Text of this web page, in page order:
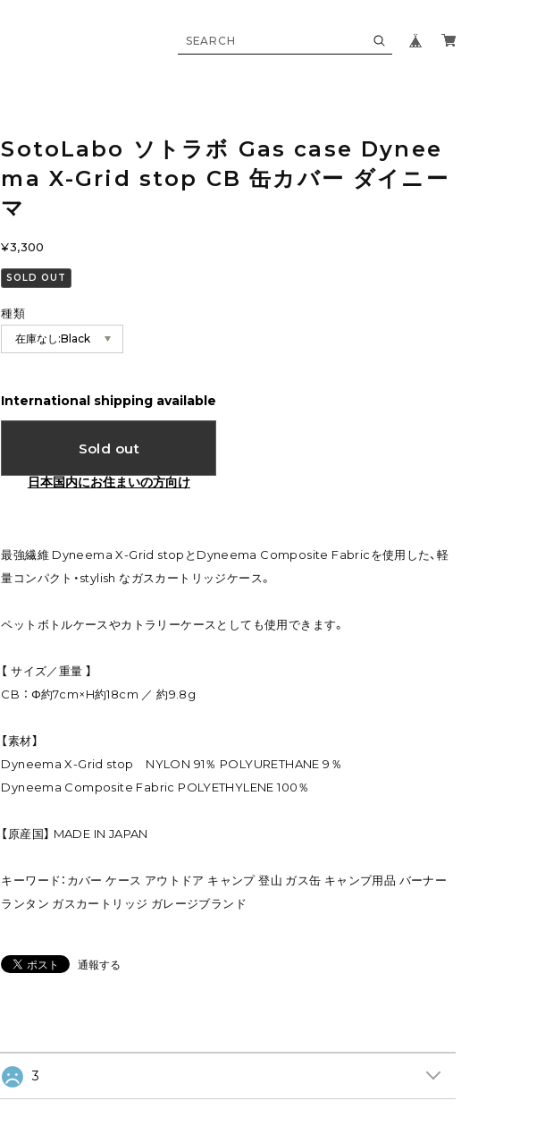
SotoLabo ソトラボ Gas case Dynee
ma X-Grid stop CB 缶カバー ダイニー
マ
¥3,300
SOLD OUT
種類
International shipping available
Sold out
日本国内にお住まいの方向け
最強繊維 Dyneema X-Grid stopとDyneema Composite Fabricを使用した、軽
量コンパクト・stylish なガスカートリッジケース。
ペットボトルケースやカトラリーケースとしても使用できます。
【 サイズ／重量 】
CB ： Φ約7cm×H約18cm ／ 約9.8g
【素材】
Dyneema X-Grid stop NYLON 91％ POLYURETHANE 9％
Dyneema Composite Fabric POLYETHYLENE 100％
【原産国】 MADE IN JAPAN
キーワード：カバー ケース アウトドア キャンプ 登山 ガス缶 キャンプ用品 バーナー
ランタン ガスカートリッジ ガレージブランド
通報する
3